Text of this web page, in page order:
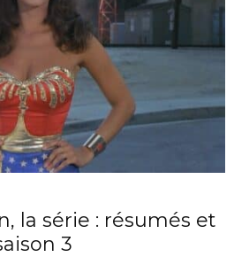
la série : résumés et
3